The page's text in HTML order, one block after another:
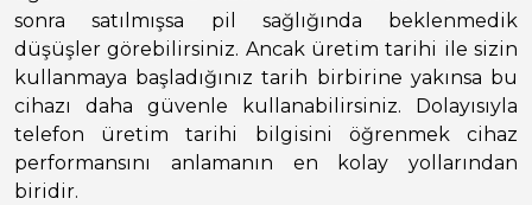
sonra satılmışsa pil sağlığında beklenmedik
düşüşler görebilirsiniz. Ancak üretim tarihi ile sizin
kullanmaya başladığınız tarih birbirine yakınsa bu
cihazı daha güvenle kullanabilirsiniz. Dolayısıyla
telefon üretim tarihi bilgisini öğrenmek cihaz
performansını anlamanın en kolay yollarından
biridir.